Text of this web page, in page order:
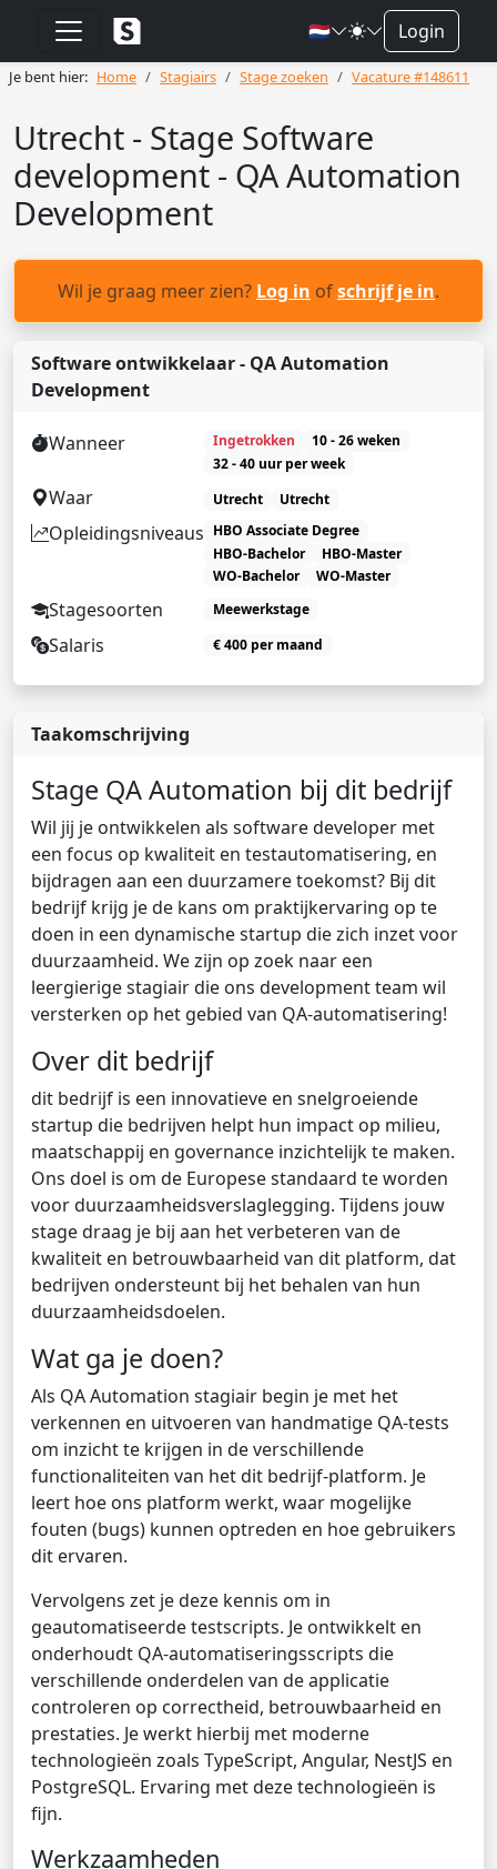
🇳🇱 Login
Je bent hier: Home Stagiairs Stage zoeken Vacature #148611
Utrecht - Stage Software
development - QA Automation
Development
Wil je graag meer zien? Log in ofschrijf je in.
Software ontwikkelaar - QA Automation
Development
Wanneer Ingetrokken
10 - 26 weken
32 - 40 uur per week
Waar Utrecht Utrecht
Opleidingsniveaus HBO Associate Degree
HBO-Bachelor
HBO-Master
WO-Bachelor
WO-Master
Stagesoorten Meewerkstage
Salaris € 400 per maand
Taakomschrijving
Stage QA Automation bij dit bedrijf
Wil jij je ontwikkelen als software developer met
een focus op kwaliteit en testautomatisering, en
bijdragen aan een duurzamere toekomst? Bij dit
bedrijf krijg je de kans om praktijkervaring op te
doen in een dynamische startup die zich inzet voor
duurzaamheid. We zijn op zoek naar een
leergierige stagiair die ons development team wil
versterken op het gebied van QA-automatisering!
Over dit bedrijf
dit bedrijf is een innovatieve en snelgroeiende
startup die bedrijven helpt hun impact op milieu,
maatschappij en governance inzichtelijk te maken.
Ons doel is om de Europese standaard te worden
voor duurzaamheidsverslaglegging. Tijdens jouw
stage draag je bij aan het verbeteren van de
kwaliteit en betrouwbaarheid van dit platform, dat
bedrijven ondersteunt bij het behalen van hun
duurzaamheidsdoelen.
Wat ga je doen?
Als QA Automation stagiair begin je met het
verkennen en uitvoeren van handmatige QA-tests
om inzicht te krijgen in de verschillende
functionaliteiten van het dit bedrijf-platform. Je
leert hoe ons platform werkt, waar mogelijke
fouten (bugs) kunnen optreden en hoe gebruikers
dit ervaren.
Vervolgens zet je deze kennis om in
geautomatiseerde testscripts. Je ontwikkelt en
onderhoudt QA-automatiseringsscripts die
verschillende onderdelen van de applicatie
controleren op correctheid, betrouwbaarheid en
prestaties. Je werkt hierbij met moderne
technologieën zoals TypeScript, Angular, NestJS en
PostgreSQL. Ervaring met deze technologieën is
fijn.
Werkzaamheden